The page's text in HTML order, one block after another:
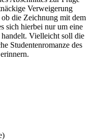
Verweigerung
die Zeichnung mit dem
sich hierbei nur um eine
handelt. Vielleicht soll die
Studentenromanze des